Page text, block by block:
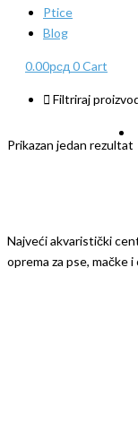
Ptice
Blog
0.00рсд 0Cart
Filtriraj
Prikazan jedan rezultat
Najveći akvaristički
oprema za pse, mačke